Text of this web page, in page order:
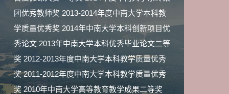
团优秀教师奖 2013-2014年度中南大学本科教
学质量优秀奖 2014年中南大学本科创新项目优
秀论文 2013年中南大学本科优秀毕业论文二等
奖 2012-2013年度中南大学本科教学质量优秀
奖 2011-2012年度中南大学本科教学质量优秀
奖 2010年中南大学高等教育教学成果二等奖